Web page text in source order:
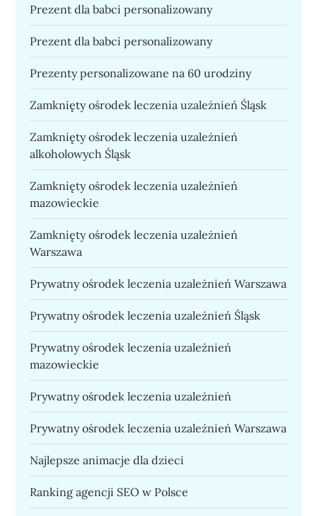
Prezent dla babci personalizowany
Prezent dla babci personalizowany
Prezenty personalizowane na 60 urodziny
Zamknięty ośrodek leczenia uzależnień Śląsk
Zamknięty ośrodek leczenia uzależnień
alkoholowych Śląsk
Zamknięty ośrodek leczenia uzależnień
mazowieckie
Zamknięty ośrodek leczenia uzależnień
Warszawa
Prywatny ośrodek leczenia uzależnień Warszawa
Prywatny ośrodek leczenia uzależnień Śląsk
Prywatny ośrodek leczenia uzależnień
mazowieckie
Prywatny ośrodek leczenia uzależnień
Prywatny ośrodek leczenia uzależnień Warszawa
Najlepsze animacje dla dzieci
Ranking agencji SEO w Polsce